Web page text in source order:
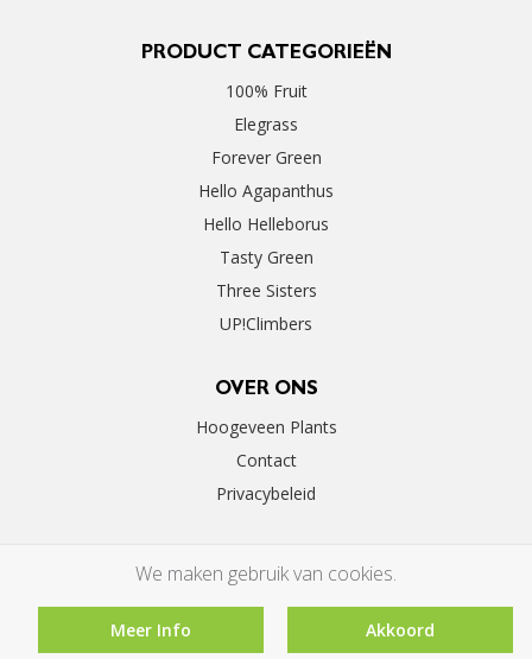
PRODUCT CATEGORIEËN
100% Fruit
Elegrass
Forever Green
Hello Agapanthus
Hello Helleborus
Tasty Green
Three Sisters
UP!Climbers
OVER ONS
Hoogeveen Plants
Contact
Privacybeleid
We maken gebruik van cookies.
Meer Info Akkoord